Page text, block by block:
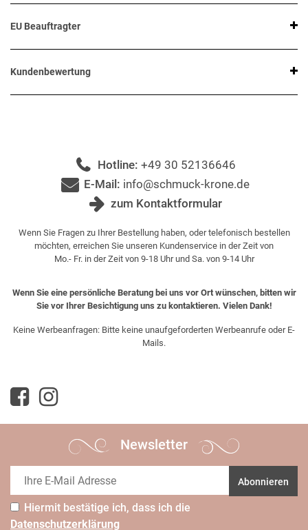
EU Beauftragter
Kundenbewertung
Hotline: +49 30 52136646
E-Mail: info@schmuck-krone.de
zum Kontaktformular
Wenn Sie Fragen zu Ihrer Bestellung haben, oder telefonisch bestellen
möchten, erreichen Sie unseren Kundenservice in der Zeit von
Mo.- Fr. in der Zeit von 9-18 Uhr und Sa. von 9-14 Uhr
Wenn Sie eine persönliche Beratung bei uns vor Ort wünschen, bitten wir
Sie vor Ihrer Besichtigung uns zu kontaktieren. Vielen Dank!
Keine Werbeanfragen: Bitte keine unaufgeforderten Werbeanrufe oder E-
Mails.
Newsletter
Abonnieren
Hiermit bestätige ich, dass ich die
Daten­schutz­erklärung